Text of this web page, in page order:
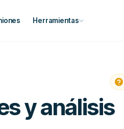
Herramientas
y análisis